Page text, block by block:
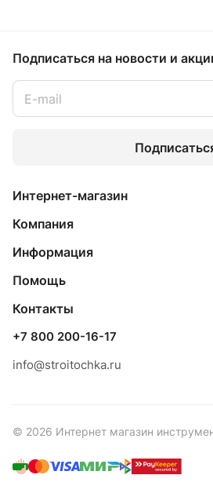
Подписаться на новости и
Интернет-магазин
Компания
Информация
Помощь
Контакты
+7 800 200-16-17
info@stroitochka.ru
© 2026 Интернет магазин